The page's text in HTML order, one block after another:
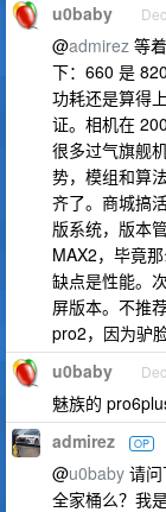
u0baby
@admirez 等
下：660 是
功耗还是算得
证。相机在
很多过气旗舰
势，模组和算
齐了。商城搞
版系统，版本
MAX2，毕竟
缺点是性能。
屏版本。不推
pro2，因为驴
u0baby
魅族的
admirez OP
@u0baby 请
全家桶么？我